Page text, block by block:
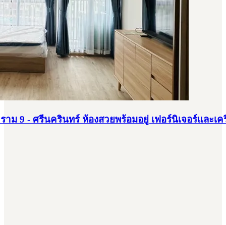
าม 9 - ศรีนครินทร์ ห้องสวยพร้อมอยู่ เฟอร์นิเจอร์และเ